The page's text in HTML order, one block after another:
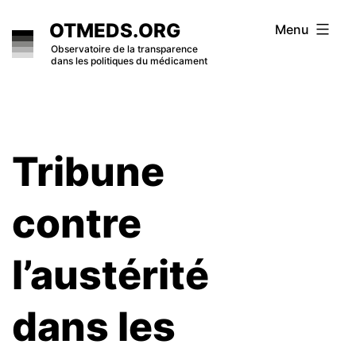
to
content
OTMEDS.ORG
Observatoire de la transparence
dans les politiques du médicament
Menu
Tribune
contre
l’austérité
dans les